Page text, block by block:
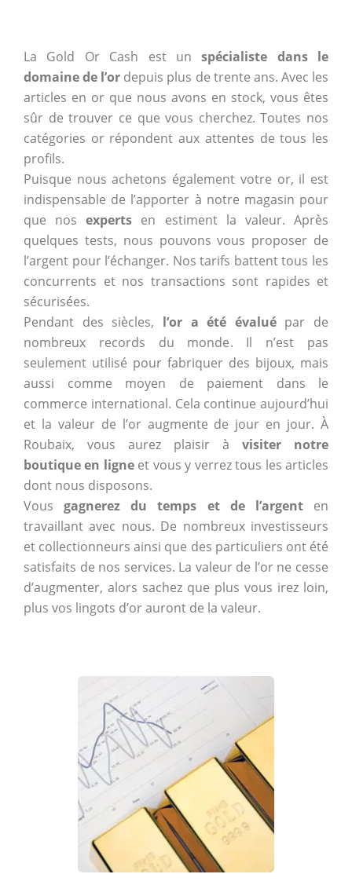
La Gold Or Cash est unspécialiste dans le
domaine de l’or depuis plus de trente ans. Avec les
articles en or que nous avons en stock, vous êtes
sûr de trouver ce que vous cherchez. Toutes nos
catégories or répondent aux attentes de tous les
profils.
Puisque nous achetons également votre or, il est
indispensable de l’apporter à notre magasin pour
que nosexperts en estiment la valeur. Après
quelques tests, nous pouvons vous proposer de
l’argent pour l’échanger. Nos tarifs battent tous les
concurrents et nos transactions sont rapides et
sécurisées.
Pendant des siècles, l’or a été évaluépar de
nombreux records du monde. Il n’est pas
seulement utilisé pour fabriquer des bijoux, mais
aussi comme moyen de paiement dans le
commerce international. Cela continue aujourd’hui
et la valeur de l’or augmente de jour en jour. À
Roubaix, vous aurez plaisir à visiter notre
boutique en ligneet vous y verrez tous les articles
dont nous disposons.
Vousgagnerez du temps et de l’argenten
travaillant avec nous. De nombreux investisseurs
et collectionneurs ainsi que des particuliers ont été
satisfaits de nos services. La valeur de l’or ne cesse
d’augmenter, alors sachez que plus vous irez loin,
plus vos lingots d’or auront de la valeur.